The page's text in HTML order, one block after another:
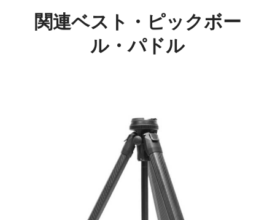
関連ベスト・ピックボー
ル・パドル